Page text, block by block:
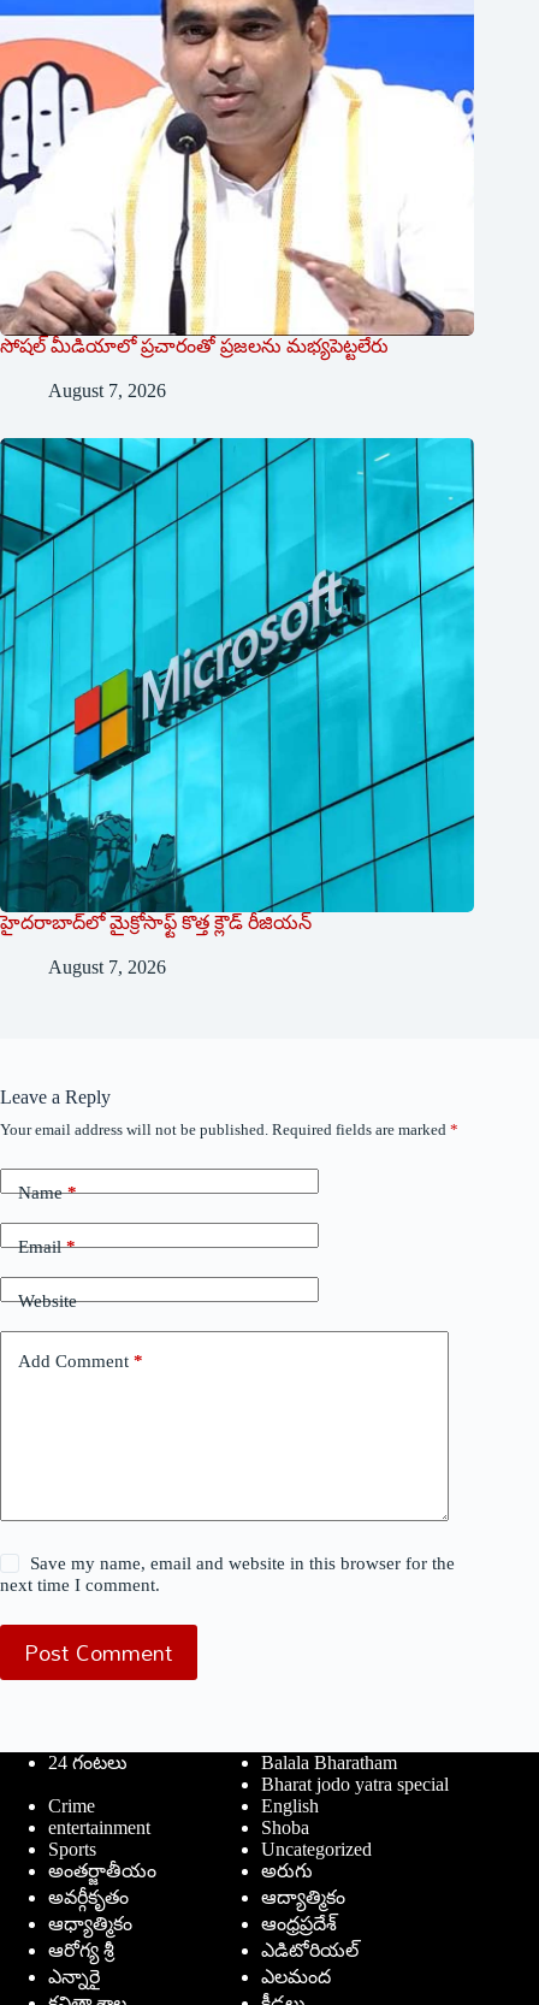
సోషల్‌ ‌మీడియాలో ప్రచారంతో ప్రజలను మభ్యపెట్టలేరు
August 7, 2026
హైదరాబాద్‌లో మైక్రోసాఫ్ట్ ‌కొత్త క్లౌడ్‌ ‌రీజియన్‌
August 7, 2026
Leave a Reply
Your email address will not be published. Required fields are marked *
Name*
Email*
Website
Add Comment *
Save my name, email and website in this browser for the
next time I comment.
Post Comment
24 గంటలు
Balala Bharatham
Bharat jodo yatra special
Crime
English
entertainment
Shoba
Sports
Uncategorized
అంతర్జాతీయం
అరుగు
అవర్గీకృతం
ఆద్యాత్మికం
ఆధ్యాత్మికం
ఆంధ్రప్రదేశ్
ఆరోగ్య శ్రీ
ఎడిటోరియల్
ఎన్నారై
ఎలమంద